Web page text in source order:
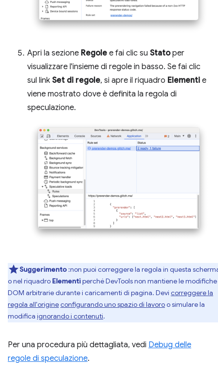
Apri la sezione Regole e fai clic su Statoper
visualizzare l'insieme di regole in basso. Se fai clic
sul link Set di regole, si apre il riquadro Elementi e
viene mostrato dove è definita la regola di
speculazione.
Suggerimento :non puoi correggere la regola in questa
o nel riquadro Elementiperché DevTools non mantiene le modifiche
DOM arbitrarie durante i caricamenti di pagina. Devi correggere la
regola all'origineconfigurando uno spazio di lavoroo simulare la
modifica ignorando i contenuti.
Per una procedura più dettagliata, vedi Debug delle
regole di speculazione.